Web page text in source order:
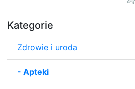
Kategorie
Zdrowie i uroda
- Apteki